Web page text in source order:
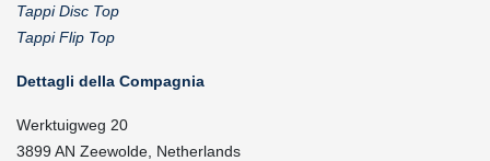
Tappi Disc Top
Tappi Flip Top
Dettagli della Compagnia
Werktuigweg 20
3899 AN Zeewolde, Netherlands